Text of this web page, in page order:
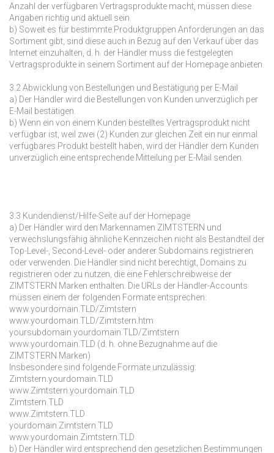
Anzahl der verfügbaren Vertragsprodukte macht, müssen diese
Angaben richtig und aktuell sein.
b) Soweit es für bestimmte Produktgruppen Anforderungen an das
Sortiment gibt, sind diese auch in Bezug auf den Verkauf über das
Internet einzuhalten, d. h. der Händler muss die festgelegten
Vertragsprodukte in seinem Sortiment auf der Homepage anbieten.
3.2 Abwicklung von Bestellungen und Bestätigung per E-Mail
a) Der Händler wird die Bestellungen von Kunden unverzüglich per
E-Mail bestätigen.
b) Wenn ein von einem Kunden bestelltes Vertragsprodukt nicht
verfügbar ist, weil zwei (2) Kunden zur gleichen Zeit ein nur einmal
verfügbares Produkt bestellt haben, wird der Händler dem Kunden
unverzüglich eine entsprechende Mitteilung per E-Mail senden.
3.3 Kundendienst/Hilfe-Seite auf der Homepage
a) Der Händler wird den Markennamen ZIMTSTERN und
verwechslungsfähig ähnliche Kennzeichen nicht als Bestandteil der
Top-Level-, Second-Level- oder anderer Subdomains registrieren
oder verwenden. Die Händler sind nicht berechtigt, Domains zu
registrieren oder zu nutzen, die eine Fehlerschreibweise der
ZIMTSTERN Marken enthalten. Die URLs der Händler-Accounts
müssen einem der folgenden Formate entsprechen:
www.yourdomain.TLD/Zimtstern
www.yourdomain.TLD/Zimtstern.htm
yoursubdomain.yourdomain.TLD/Zimtstern
www.yourdomain.TLD (d. h. ohne Bezugnahme auf die
ZIMTSTERN Marken)
Insbesondere sind folgende Formate unzulässig:
Zimtstern.yourdomain.TLD
www.Zimtstern.yourdomain.TLD
Zimtstern.TLD
www.Zimtstern.TLD
yourdomain.Zimtstern.TLD
www.yourdomain.Zimtstern.TLD
b) Der Händler wird entsprechend den gesetzlichen Bestimmungen